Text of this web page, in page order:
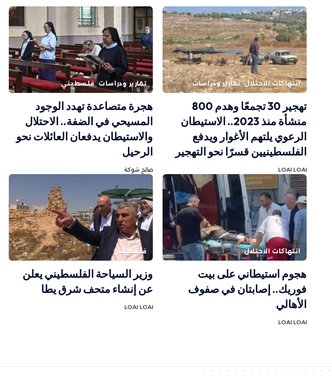
انتهاكات الاحتلال تقارير ودراسات
تهجير 30 تجمعًا وهدم 800
منشأة منذ 2023.. الاستيطان
الرعوي يلتهم الأغوار ويدفع
الفلسطينيين قسرًا نحو التهجير
LOAI LOAI
تقارير ودراسات فلسطيني
هجرة متصاعدة تهدد الوجود
المسيحي في الضفة.. الاحتلال
والاستيطان يدفعان العائلات نحو
الرحيل
صالح شوكة
انتهاكات الاحتلال
هجوم استيطاني على بيت
فوريك.. إصابتان في صفوف
الأهالي
LOAI LOAI
فلسطيني
وزير السياحة الفلسطيني يعلن
عن إنشاء متحف شرق يطا
LOAI LOAI